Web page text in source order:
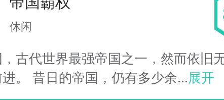
休闲
古代世界最强帝国之一，然而依旧
。 昔日的帝国，仍有多少余...展开